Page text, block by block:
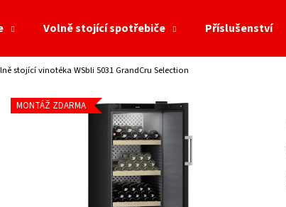
Volně stojící spotřebiče Příslušenství
stojící vinotéka WSbli 5031 GrandCru Selection
MONTÁŽ ZDARMA
Co potřebujete najít?
HLEDAT
Doporučujeme